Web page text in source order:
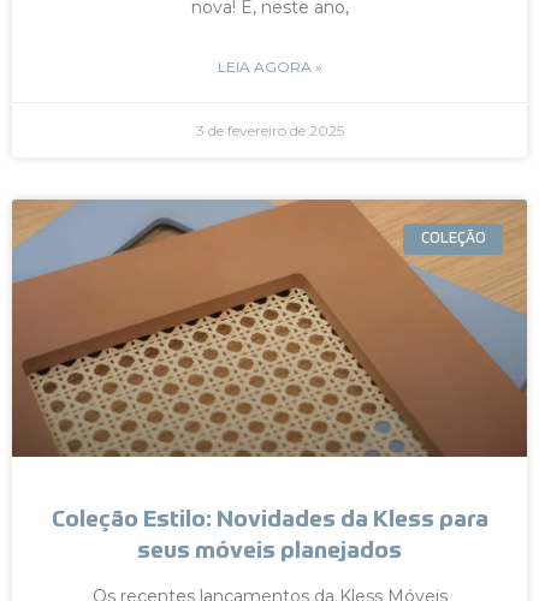
nova! E, neste ano,
LEIA AGORA »
3 de fevereiro de 2025
COLEÇÃO
Coleção Estilo: Novidades da Kless para
seus móveis planejados
Os recentes lançamentos da Kless Móveis